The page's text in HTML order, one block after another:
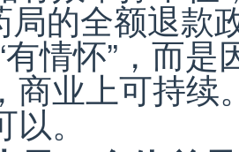
局的全额退款
情怀”，而
商业上可持续
以。